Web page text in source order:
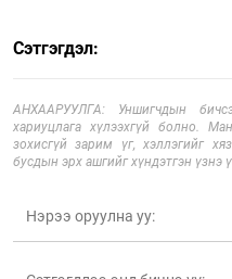
Сэтгэгдэл:
АНХААРУУЛГА: Уншигчдын
хариуцлага хүлээхгүй болно.
зохисгүй зарим үг, хэллэгийг
бусдын эрх ашгийг хүндэтгэн үзнэ